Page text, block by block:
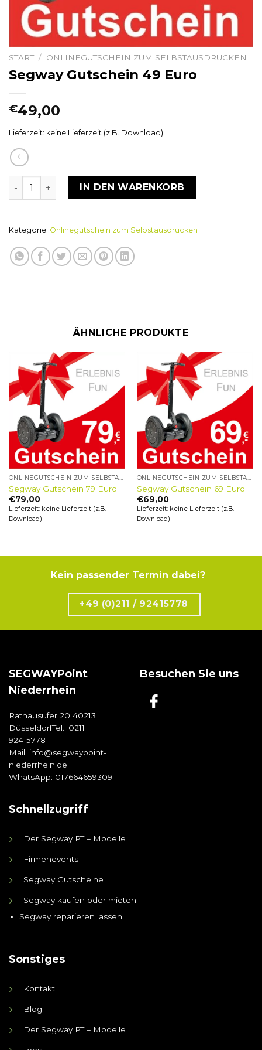
START / ONLINEGUTSCHEIN ZUM SELBSTAUSDRUCKEN
Segway Gutschein 49 Euro
€49,00
Lieferzeit: keine Lieferzeit (z.B. Download)
Segway Gutschein 49 Euro Menge
IN DEN WARENKORB
Kategorie: Onlinegutschein zum Selbstausdrucken
ÄHNLICHE PRODUKTE
ONLINEGUTSCHEIN ZUM SELBSTAUSDRUCKEN
Segway Gutschein 79 Euro
€79,00
Lieferzeit: keine Lieferzeit (z.B.
Download)
ONLINEGUTSCHEIN ZUM SELBSTAUSDRUCKEN
Segway Gutschein 69 Euro
€69,00
Lieferzeit: keine Lieferzeit (z.B.
Download)
Kein passender Termin dabei?
+49 (0)211 / 92415778
SEGWAYPoint
Niederrhein
Rathausufer 20 40213
DüsseldorfTel.: 0211
92415778
Mail: info@segwaypoint-
niederrhein.de
WhatsApp: 017664659309
Besuchen Sie uns
Schnellzugriff
Der Segway PT – Modelle
Firmenevents
Segway Gutscheine
Segway kaufen oder mieten
Segway reparieren lassen
Sonstiges
Kontakt
Blog
Der Segway PT – Modelle